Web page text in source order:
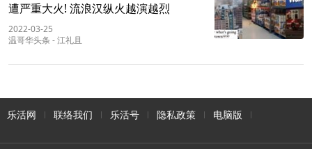
遭严重大火! 流浪汉纵火越演越烈
2022-03-25
温哥华头条 -江礼且
乐活网 联络我们 乐活号 隐私政策 电脑版